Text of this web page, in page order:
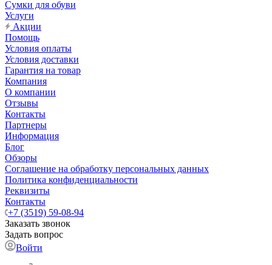
Сумки для обуви
Услуги
Акции
Помощь
Условия оплаты
Условия доставки
Гарантия на товар
Компания
О компании
Отзывы
Контакты
Партнеры
Информация
Блог
Обзоры
Соглашение на обработку персональных данных
Политика конфиденциальности
Реквизиты
Контакты
+7 (3519) 59-08-94
Заказать звонок
Задать вопрос
Войти